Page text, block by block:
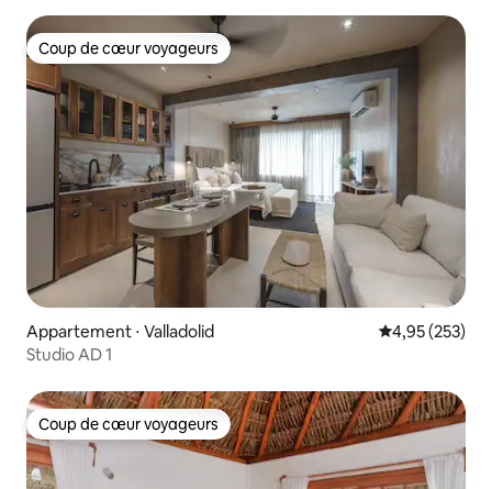
Coup de cœur voyageurs
Coup de cœur voyageurs
Appartement ⋅ Valladolid Évaluation
4,95 (253)
Studio AD 1
Coup de cœur voyageurs
Coup de cœur voyageurs